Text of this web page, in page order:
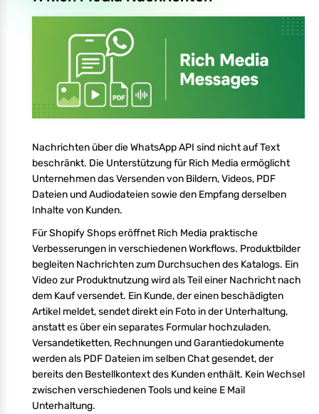
Nachrichten über die WhatsApp API sind nicht auf Text
beschränkt. Die Unterstützung für Rich Media ermöglicht
Unternehmen das Versenden von Bildern, Videos, PDF
Dateien und Audiodateien sowie den Empfang derselben
Inhalte von Kunden.
Für Shopify Shops eröffnet Rich Media praktische
Verbesserungen in verschiedenen Workflows. Produktbilder
begleiten Nachrichten zum Durchsuchen des Katalogs. Ein
Video zur Produktnutzung wird als Teil einer Nachricht nach
dem Kauf versendet. Ein Kunde, der einen beschädigten
Artikel meldet, sendet direkt ein Foto in der Unterhaltung,
anstatt es über ein separates Formular hochzuladen.
Versandetiketten, Rechnungen und Garantiedokumente
werden als PDF Dateien im selben Chat gesendet, der
bereits den Bestellkontext des Kunden enthält. Kein Wechsel
zwischen verschiedenen Tools und keine E Mail
Unterhaltung.